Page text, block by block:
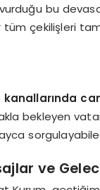
bu
tüm çekilişleri
bekleyen
ve